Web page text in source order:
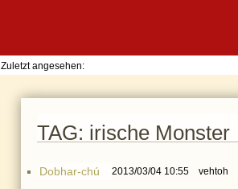
Zuletzt angesehen:
TAG: irische Monster
Dobhar-chú 2013/03/04 10:55 vehtoh